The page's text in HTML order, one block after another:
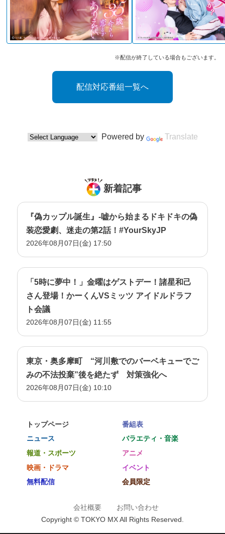
※配信が終了している場合もございます。
配信対応番組一覧へ
Powered by Translate
新着記事
『偽カップル誕生』-嘘から始まるドキドキの偽
装恋愛劇、迷走の第2話！#YourSkyJP
2026年08月07日(金) 17:50
「5時に夢中！」金曜はゲストデー！諸星和己
さん登場！かーくんVSミッツ アイドルドラフ
ト会議
2026年08月07日(金) 11:55
東京・奥多摩町 “河川敷でのバーベキューでご
みの不法投棄”後を絶たず 対策強化へ
2026年08月07日(金) 10:10
トップページ
番組表
ニュース
バラエティ・音楽
報道・スポーツ
アニメ
映画・ドラマ
イベント
無料配信
会員限定
会社概要
お問い合わせ
Copyright © TOKYO MX All Rights Reserved.